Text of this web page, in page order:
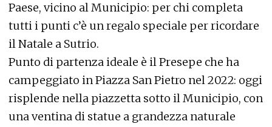
Paese, vicino al Municipio: per chi completa
tutti i punti c’è un regalo speciale per ricordare
il Natale a Sutrio.
Punto di partenza ideale è il Presepe che ha
campeggiato in Piazza San Pietro nel 2022: oggi
risplende nella piazzetta sotto il Municipio, con
una ventina di statue a grandezza naturale